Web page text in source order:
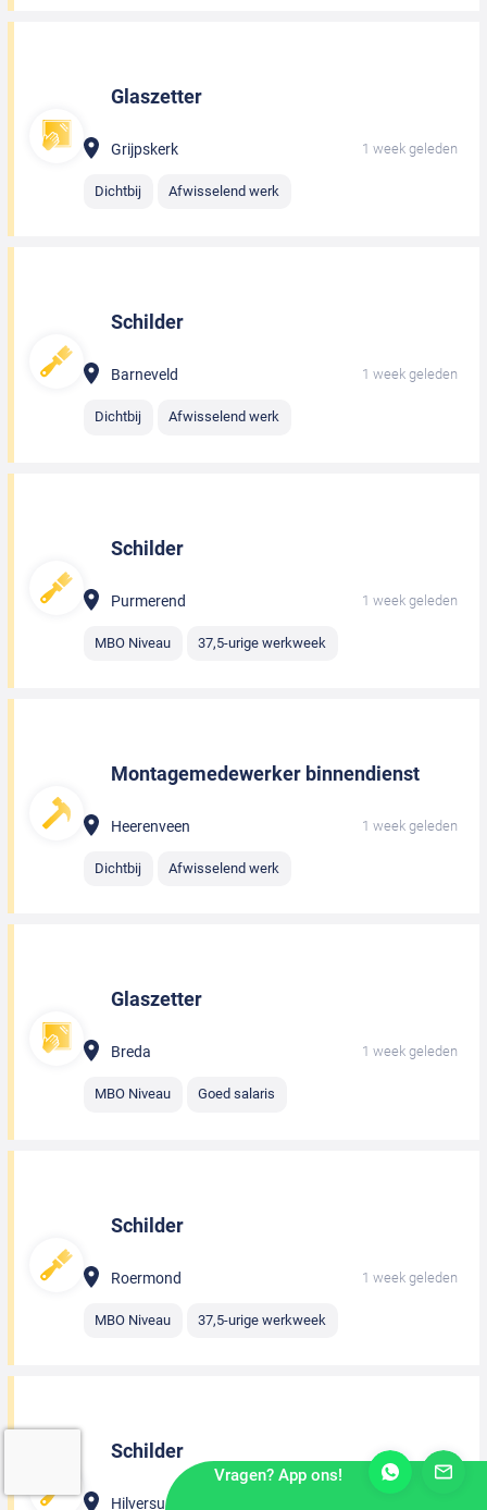
Glaszetter
Grijpskerk 1 week geleden
Dichtbij Afwisselend werk
Schilder
Barneveld 1 week geleden
Dichtbij Afwisselend werk
Schilder
Purmerend 1 week geleden
MBO Niveau 37,5-urige werkweek
Montagemedewerker binnendienst
Heerenveen 1 week geleden
Dichtbij Afwisselend werk
Glaszetter
Breda 1 week geleden
MBO Niveau Goed salaris
Schilder
Roermond 1 week geleden
MBO Niveau 37,5-urige werkweek
Schilder
Hilversum
Vragen? App ons!